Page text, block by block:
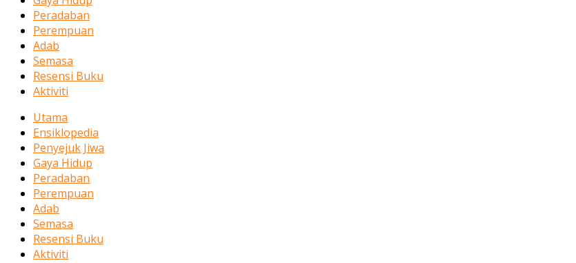
Peradaban
Perempuan
Adab
Semasa
Resensi Buku
Aktiviti
Utama
Ensiklopedia
Penyejuk Jiwa
Gaya Hidup
Peradaban
Perempuan
Adab
Semasa
Resensi Buku
Aktiviti